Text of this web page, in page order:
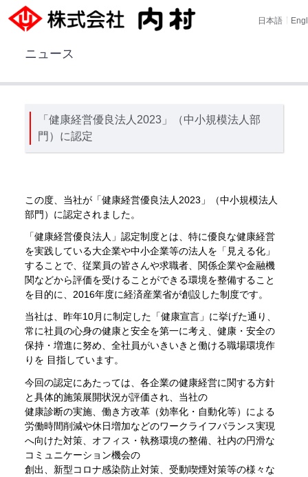
日本語
ニュース
「健康経営優良法人2023」（中小規模法人部
門）に認定
この度、当社が「健康経営優良法人2023」（中小規模法人
部門）に認定されました。
「健康経営優良法人」認定制度とは、特に優良な健康経営
を実践している大企業や中小企業等の法人を「見える化」
することで、従業員の皆さんや求職者、関係企業や金融機
関などから評価を受けることができる環境を整備すること
を目的に、2016年度に経済産業省が創設した制度です。
当社は、昨年10月に制定した「健康宣言」に挙げた通り、
常に社員の心身の健康と安全を第一に考え、健康・安全の
保持・増進に努め、全社員がいきいきと働ける職場環境作
りを 目指しています。
今回の認定にあたっては、各企業の健康経営に関する方針
と具体的施策展開状況が評価され、当社の
健康診断の実施、働き方改革（効率化・自動化等）による
労働時間削減や休日増加などのワークライフバランス実現
へ向けた対策、オフィス・執務環境の整備、社内の円滑な
コミュニケーション機会の
創出、新型コロナ感染防止対策、受動喫煙対策等の様々な